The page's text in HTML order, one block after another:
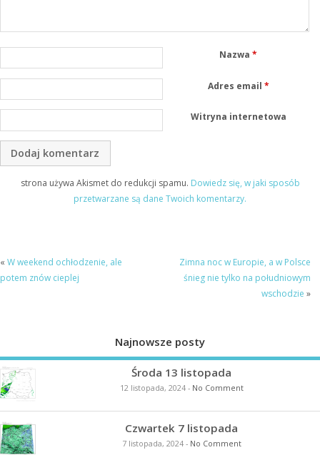
Nazwa*
Adres email *
Witryna internetowa
strona używa Akismet do redukcji spamu. Dowiedz się, w jaki sposób
przetwarzane są dane Twoich komentarzy.
« W weekend ochłodzenie, ale
potem znów cieplej
Zimna noc w Europie, a w Polsce
śnieg nie tylko na południowym
wschodzie »
Najnowsze posty
Środa 13 listopada
12 listopada, 2024- No Comment
Czwartek 7 listopada
7 listopada, 2024- No Comment